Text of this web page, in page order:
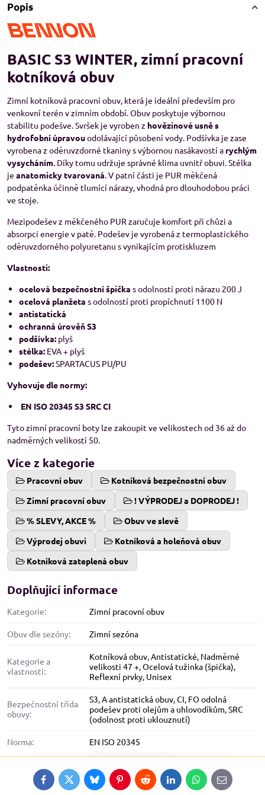
Popis
BASIC S3 WINTER, zimní pracovní
kotníková obuv
Zimní kotníková pracovní obuv, která je ideální především pro
venkovní terén v zimním období. Obuv poskytuje výbornou
stabilitu podešve. Svršek je vyroben z hovězinové usně s
hydrofobní úpravouodolávající působení vody. Podšívka je zase
vyrobena z oděruvzdorné tkaniny s výbornou nasákavostí a rychlým
vysycháním. Díky tomu udržuje správné klima uvnitř obuvi. Stélka
je anatomicky tvarovaná. V patní části je PUR měkčená
podpatěnka účinně tlumící nárazy, vhodná pro dlouhodobou práci
ve stoje.
Mezipodešev z měkčeného PUR zaručuje komfort při chůzi a
absorpci energie v patě. Podešev je vyrobená z termoplastického
oděruvzdorného polyuretanu s vynikajícím protiskluzem
Vlastnosti:
ocelová bezpečnostní špička s odolností proti nárazu 200 J
ocelová planžeta s odolností proti propíchnutí 1100 N
antistatická
ochranná úrověň S3
podšívka: plyš
stélka: EVA + plyš
podešev:SPARTACUS PU/PU
Vyhovuje dle normy:
EN ISO 20345 S3 SRC CI
Tyto zimní pracovní boty lze zakoupit ve velikostech od 36 až do
nadměrných velikostí 50.
Více z kategorie
Pracovní obuv
Kotníková bezpečnostní obuv
Zimní pracovní obuv
! VÝPRODEJ a DOPRODEJ !
% SLEVY, AKCE %
Obuv ve slevě
Výprodej obuvi
Kotníková a holeňová obuv
Kotníková zateplená obuv
Doplňující informace
Kategorie: Zimní pracovní obuv
Obuv dle sezóny: Zimní sezóna
Kategorie a
vlastnosti:
Kotníková obuv,Antistatické, Nadměrné
velikosti 47 +,Ocelová tužinka (špička),
Reflexní prvky, Unisex
Bezpečnostní třída
obuvy:
S3,A antistatická obuv,CI, FO odolná
podešev proti olejům a uhlovodíkům,SRC
(odolnost proti uklouznutí)
Norma: EN ISO 20345
FacebookTwitterBlueskyPinterestRedditLinkedInWhatsApp
E-
mail